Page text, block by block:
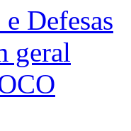
Defesas
geral